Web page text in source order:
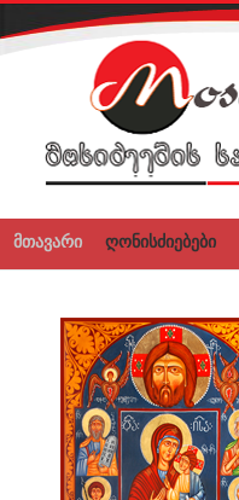
მთავარი ღონისძიებები